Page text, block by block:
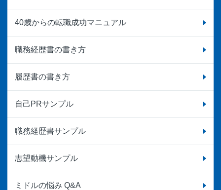
40歳からの転職成功マニュアル
職務経歴書の書き方
履歴書の書き方
自己PRサンプル
職務経歴書サンプル
志望動機サンプル
ミドルの悩み Q&A